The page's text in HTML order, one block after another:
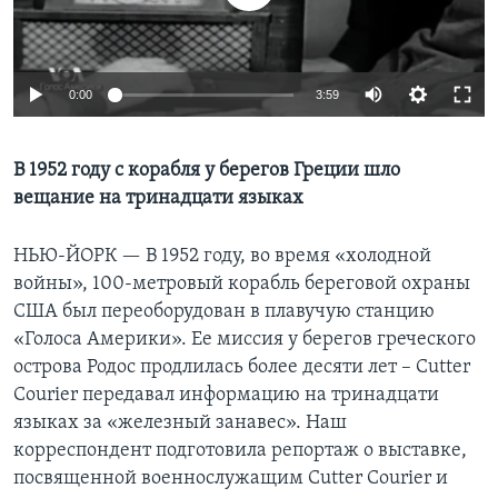
Learning English
СОЦИАЛЬНЫЕ СЕТИ
Языки
0:00 3:59
В 1952 году с корабля у берегов Греции шло
вещание на тринадцати языках
НЬЮ-ЙОРК — В 1952 году, во время «холодной
войны», 100-метровый корабль береговой охраны
США был переоборудован в плавучую станцию
«Голоса Америки». Ее миссия у берегов греческого
острова Родос продлилась более десяти лет – Cutter
Courier передавал информацию на тринадцати
языках за «железный занавес». Наш
корреспондент подготовила репортаж о выставке,
посвященной военнослужащим Cutter Courier и